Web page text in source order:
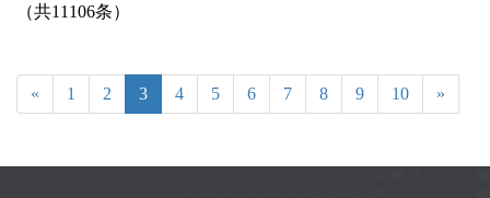
（共11106条）
« 1 2 3 4 5 6 7 8 9 10 »